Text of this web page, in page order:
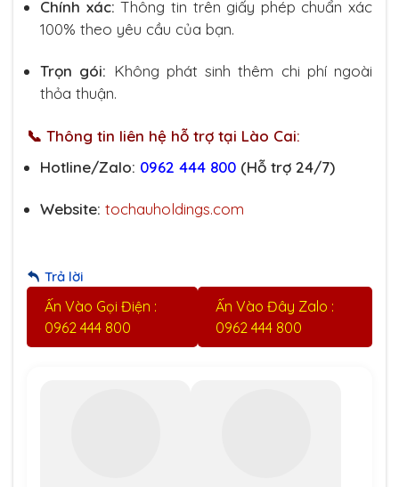
Chính xác: Thông tin trên giấy phép chuẩn xác
100% theo yêu cầu của bạn.
Trọn gói: Không phát sinh thêm chi phí ngoài
thỏa thuận.
📞 Thông tin liên hệ hỗ trợ tại Lào Cai:
Hotline/Zalo: 0962 444 800 (Hỗ trợ 24/7)
Website: tochauholdings.com
Trả lời
Ấn Vào Gọi Điện :
0962 444 800
Ấn Vào Đây Zalo :
0962 444 800